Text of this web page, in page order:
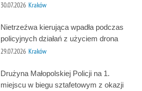
30.07.2026 Kraków
Nietrzeźwa kierująca wpadła podczas
policyjnych działań z użyciem drona
29.07.2026 Kraków
Drużyna Małopolskiej Policji na 1.
miejscu w biegu sztafetowym z okazji